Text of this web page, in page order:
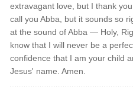
extravagant love, but I thank
call you Abba, but it sounds so
at the sound of Abba — Holy,
know that I will never be a
confidence that I am your child
Jesus' name. Amen.